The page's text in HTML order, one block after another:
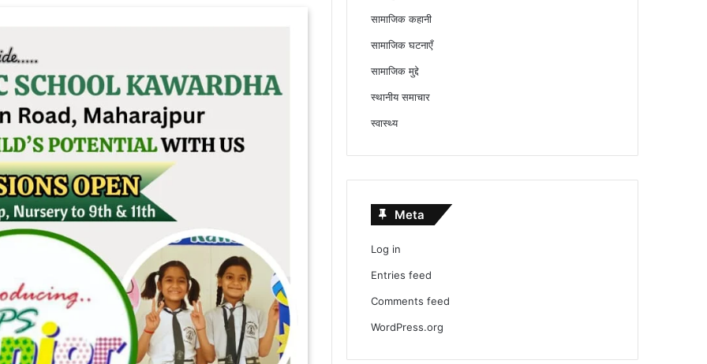
सामाजिक कहानी
सामाजिक घटनाएँ
सामाजिक मुद्दे
स्थानीय समाचार
स्वास्थ्य
Meta
Log in
Entries feed
Comments feed
WordPress.org